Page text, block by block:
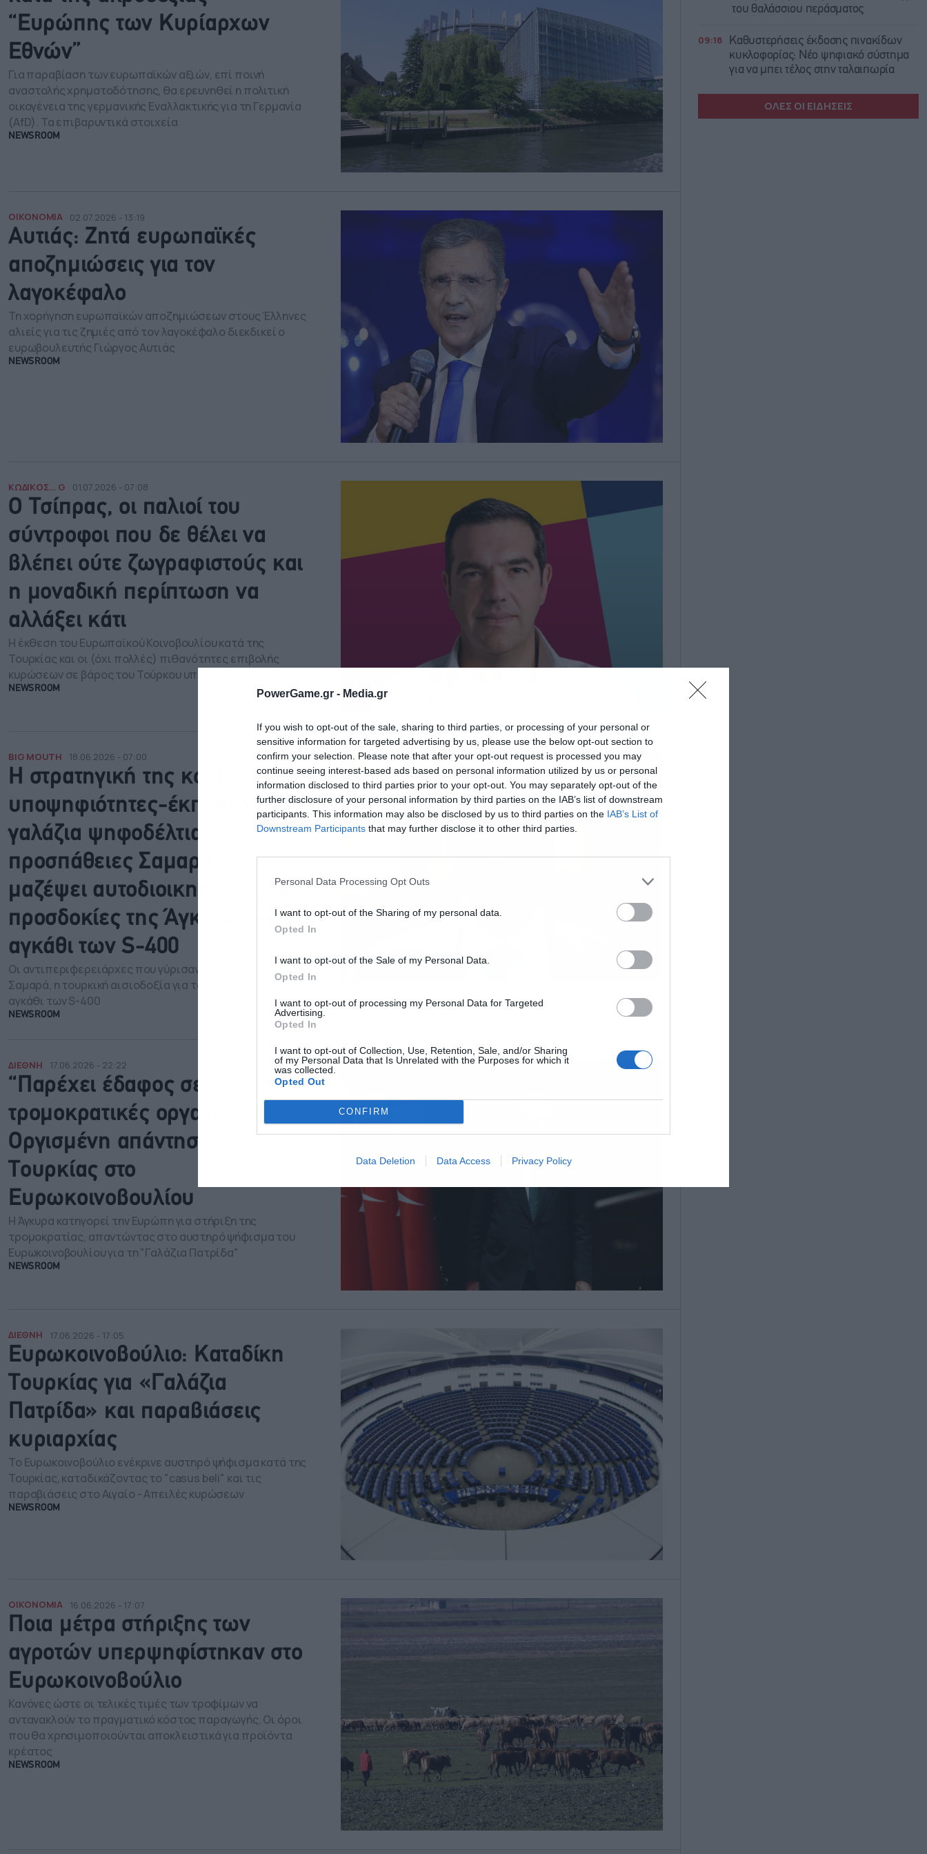
PowerGame.gr - Media.gr
If you wish to opt-out of the sale, sharing to third parties, or processing of your personal or
sensitive information for targeted advertising by us, please use the below opt-out section to
confirm your selection. Please note that after your opt-out request is processed you may
continue seeing interest-based ads based on personal information utilized by us or personal
information disclosed to third parties prior to your opt-out. You may separately opt-out of the
further disclosure of your personal information by third parties on the IAB’s list of downstream
participants. This information may also be disclosed by us to third parties on the IAB’s List of
Downstream Participants that may further disclose it to other third parties.
Personal Data Processing Opt Outs
I want to opt-out of the Sharing of my personal data.
Opted In
I want to opt-out of the Sale of my Personal Data.
Opted In
I want to opt-out of processing my Personal Data for Targeted
Advertising.
Opted In
I want to opt-out of Collection, Use, Retention, Sale, and/or Sharing
of my Personal Data that Is Unrelated with the Purposes for which it
was collected.
Opted Out
CONFIRM
Data Deletion Data Access Privacy Policy
“Ευρώπης των Κυρίαρχων
Εθνών”
Για παραβίαση των ευρωπαϊκών αξιών, επί ποινή
αναστολής χρηματοδότησης, θα ερευνηθεί η πολιτική
οικογένεια της γερμανικής Εναλλακτικής για τη Γερμανία
(AfD). Τα επιβαρυντικά στοιχεία
NEWSROOM
ΟΙΚΟΝΟΜΙΑ 02.07.2026 - 13:19
Αυτιάς: Ζητά ευρωπαϊκές
αποζημιώσεις για τον
λαγοκέφαλο
Τη χορήγηση ευρωπαϊκών αποζημιώσεων στους Έλληνες
αλιείς για τις ζημιές από τον λαγοκέφαλο διεκδικεί ο
ευρωβουλευτής Γιώργος Αυτιάς
NEWSROOM
ΚΩΔΙΚΟΣ... G 01.07.2026 - 07:08
Ο Τσίπρας, οι παλιοί του
σύντροφοι που δε θέλει να
βλέπει ούτε ζωγραφιστούς και
η μοναδική περίπτωση να
αλλάξει κάτι
Η έκθεση του Ευρωπαϊκού Κοινοβουλίου κατά της
Τουρκίας και οι (όχι πολλές) πιθανότητες επιβολής
κυρώσεων σε βάρος του Τούρκου υπουργού Δικαιοσύνης
NEWSROOM
BIG MOUTH 18.06.2026 - 07:00
Η στρατηγική της κορδέλας, οι
υποψηφιότητες-έκπληξη στα
γαλάζια ψηφοδέλτια, οι
προσπάθειες Σαμαρά να
μαζέψει αυτοδιοικητικούς, οι
προσδοκίες της Άγκυρας και το
αγκάθι των S-400
Οι αντιπεριφερειάρχες που γύρισαν την πλάτη στον
Σαμαρά, η τουρκική αισιοδοξία για τα F-35 και το μεγάλο
αγκάθι των S-400
NEWSROOM
ΔΙΕΘΝΗ 17.06.2026 - 22:22
“Παρέχει έδαφος σε
τρομοκρατικές οργανώσεις” –
Οργισμένη απάντηση της
Τουρκίας στο
Ευρωκοινοβουλίου
Η Άγκυρα κατηγορεί την Ευρώπη για στήριξη της
τρομοκρατίας, απαντώντας στο αυστηρό ψήφισμα του
Ευρωκοινοβουλίου για τη "Γαλάζια Πατρίδα"
NEWSROOM
ΔΙΕΘΝΗ 17.06.2026 - 17:05
Ευρωκοινοβούλιο: Καταδίκη
Τουρκίας για «Γαλάζια
Πατρίδα» και παραβιάσεις
κυριαρχίας
Το Ευρωκοινοβούλιο ενέκρινε αυστηρό ψήφισμα κατά της
Τουρκίας, καταδικάζοντας το "casus beli" και τις
παραβιάσεις στο Αιγαίο - Απειλές κυρώσεων
NEWSROOM
ΟΙΚΟΝΟΜΙΑ 16.06.2026 - 17:07
Ποια μέτρα στήριξης των
αγροτών υπερψηφίστηκαν στο
Ευρωκοινοβούλιο
Κανόνες ώστε οι τελικές τιμές των τροφίμων να
αντανακλούν το πραγματικό κόστος παραγωγής. Οι όροι
που θα χρησιμοποιούνται αποκλειστικά για προϊόντα
κρέατος
NEWSROOM
του θαλάσσιου περάσματος
09:18
Καθυστερήσεις έκδοσης πινακίδων
κυκλοφορίας: Νέο ψηφιακό σύστημα
για να μπει τέλος στην ταλαιπωρία
ΟΛΕΣ ΟΙ ΕΙΔΗΣΕΙΣ